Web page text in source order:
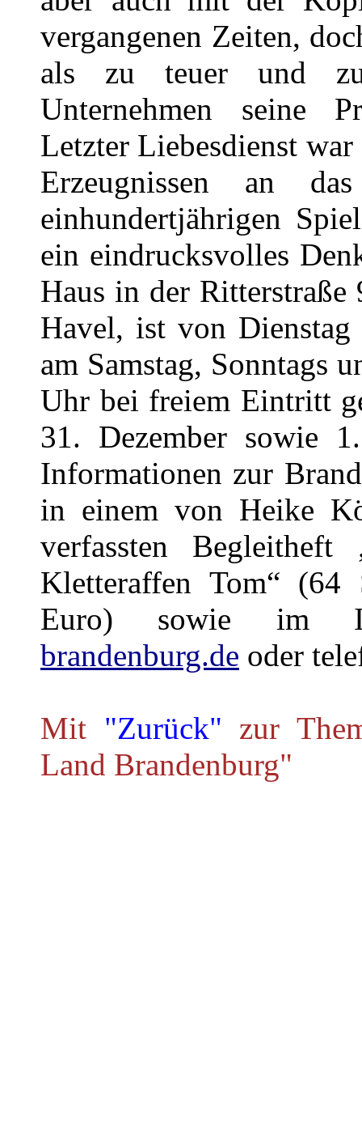
vergangenen Zeiten,
als zu teuer und
Unternehmen seine
Letzter Liebesdienst
Erzeugnissen an
einhundertjährigen
ein eindrucksvolles
Haus in der Ritterstraße
Havel, ist von
am Samstag, Sonntags
Uhr bei freiem Eintritt
31. Dezember sowie
Informationen zur
in einem von Heike
verfassten
Kletteraffen Tom“
Euro) sowie im
brandenburg.de oder
Mit "Zurück" zur
Land Brandenburg"